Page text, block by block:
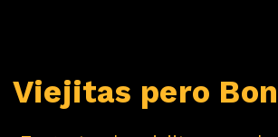
Viejitas pero